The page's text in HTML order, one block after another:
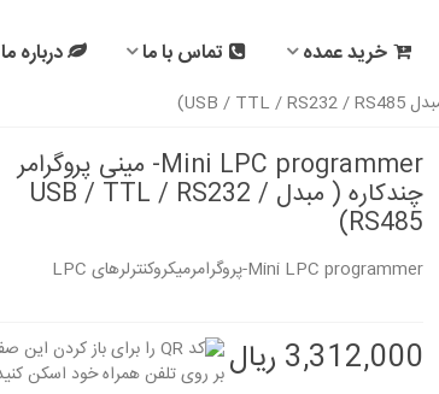
خرید عمده تماس با ما درباره ما
Mini LPC programmer- مینی پروگرامر
چندکاره ( مبدل USB / TTL / RS232 /
RS485)
Mini LPC programmer-پروگرامرمیکروکنترلرهای LPC
3,312,000 ریال